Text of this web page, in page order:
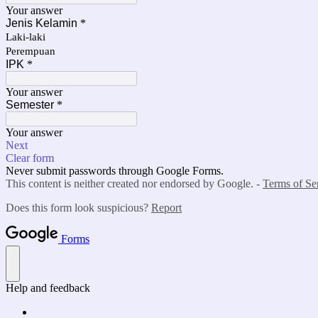
Your answer
Jenis Kelamin *
Laki-laki
Perempuan
IPK *
Your answer
Semester *
Your answer
Next
Clear form
Never submit passwords through Google Forms.
This content is neither created nor endorsed by Google. - Terms of
Does this form look suspicious? Report
Forms
Help and feedback